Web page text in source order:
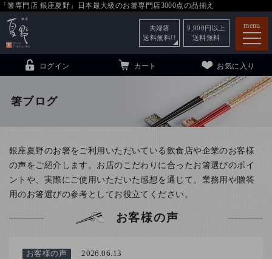
「箸専門店 銀座夏野」日本最大級のお箸専門店3000点の品揃え
menu
子供和食器（贈答用・自宅用）
銀座夏野・箸長について
法人・飲食店のお客様
ログイン カート お気に入り
夫婦箸
送料無料!!
9,900 円以上
送料無料
箸ブログ
銀座夏野のお箸をご利用いただいている飲食店や企業のお客様
の声をご紹介します。お店のこだわりに合ったお箸選びのポイ
ントや、実際にご使用いただいた感想を通じて、業務用や贈答
用のお箸選びの参考としてお役立てください。
お客様の声
お客様の声 2026.06.13